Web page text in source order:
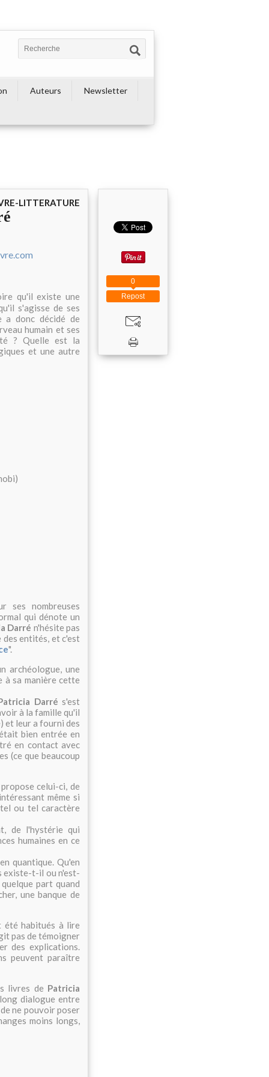
Auteurs
Newsletter
LITTERATURE
qu'il existe une
s'agisse de ses
a donc décidé de
humain et ses
? Quelle est la
et une autre
ses nombreuses
qui dénote un
Darré n'hésite pas
des entités, et c'est
".
archéologue, une
à sa manière cette
Darré s'est
à la famille qu'il
et leur a fourni des
bien entrée en
en contact avec
(ce que beaucoup
celui-ci, de
même si
ou tel caractère
de l'hystérie qui
humaines en ce
quantique. Qu'en
existe-t-il ou n'est-
part quand
une banque de
été habitués à lire
pas de témoigner
des explications.
peuvent paraître
livres de Patricia
dialogue entre
ne pouvoir poser
moins longs,
Repost
0